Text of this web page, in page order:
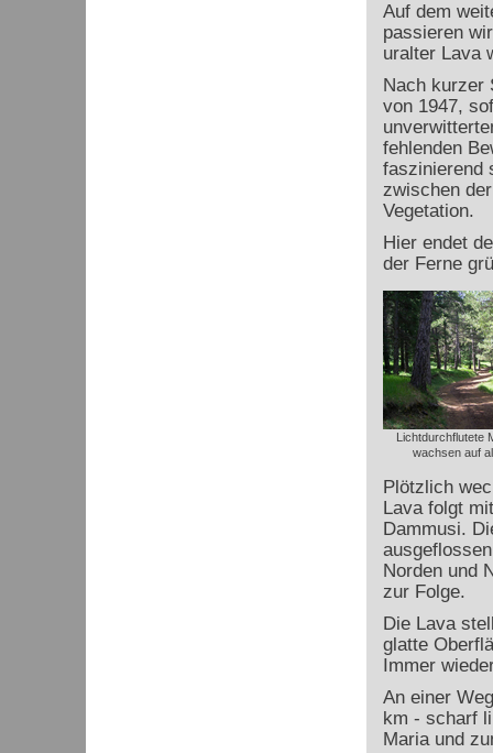
Auf dem
passieren
uralter Lava
Nach kurzer
von 1947,
fehlenden
faszinierend
zwischen
Vegetation.
Hier endet
der Ferne
Lichtdurchflutete
wachsen auf
Plötzlich
Lava folgt
Dammusi.
Norden und
zur Folge.
Die Lava
glatte
Immer
An einer
km - scharf
Maria und